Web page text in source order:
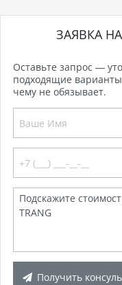
ЗАЯВКА
Оставьте запрос —
подходящие
чему не обязывает.
Получить